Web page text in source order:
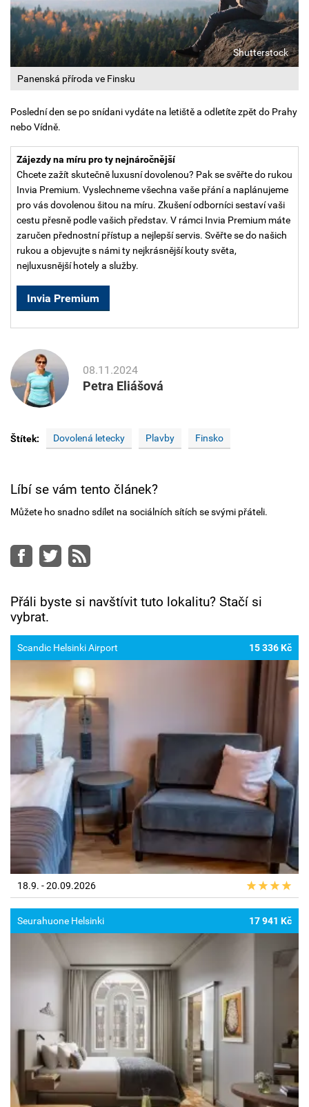
Panenská příroda ve Finsku
Shutterstock
Poslední den se po snídani vydáte na letiště a odletíte zpět do Prahy
nebo Vídně.
Zájezdy na míru pro ty nejnáročnější
Chcete zažít skutečně luxusní dovolenou? Pak se svěřte do rukou
Invia Premium. Vyslechneme všechna vaše přání a naplánujeme
pro vás dovolenou šitou na míru. Zkušení odborníci sestaví vaši
cestu přesně podle vašich představ. V rámci Invia Premium máte
zaručen přednostní přístup a nejlepší servis. Svěřte se do našich
rukou a objevujte s námi ty nejkrásnější kouty světa,
nejluxusnější hotely a služby.
Invia Premium
08.11.2024
Petra Eliášová
Štítek: Dovolená letecky Plavby Finsko
Líbí se vám tento článek?
Můžete ho snadno sdílet na sociálních sítích se svými přáteli.
Facebook
Twitter
RSS
Přáli byste si navštívit tuto lokalitu? Stačí si
vybrat.
Scandic Helsinki Airport 15 336 Kč
18.9. - 20.09.2026
Seurahuone Helsinki 17 941 Kč